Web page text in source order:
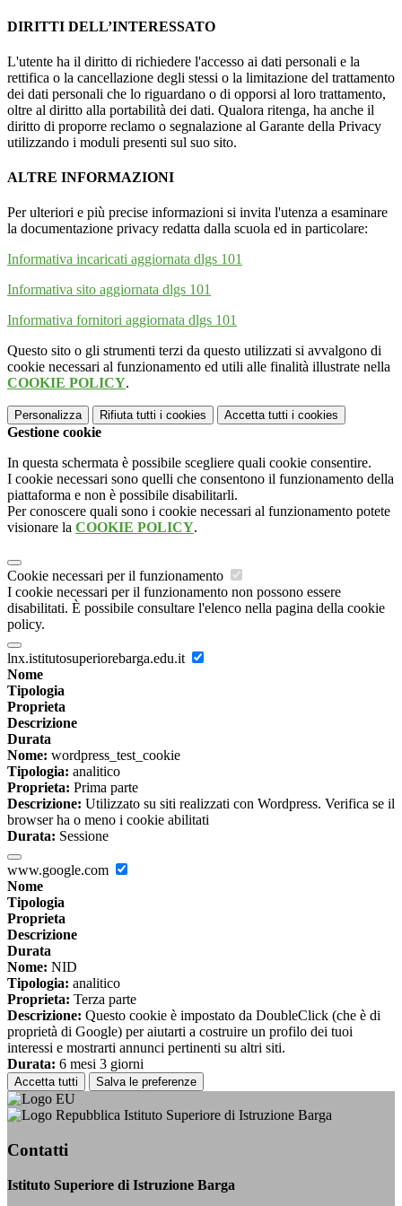
DIRITTI DELL’INTERESSATO
L'utente ha il diritto di richiedere l'accesso ai dati personali e la
rettifica o la cancellazione degli stessi o la limitazione del trattamento
dei dati personali che lo riguardano o di opporsi al loro trattamento,
oltre al diritto alla portabilità dei dati. Qualora ritenga, ha anche il
diritto di proporre reclamo o segnalazione al Garante della Privacy
utilizzando i moduli presenti sul suo sito.
ALTRE INFORMAZIONI
Per ulteriori e più precise informazioni si invita l'utenza a esaminare
la documentazione privacy redatta dalla scuola ed in particolare:
Informativa incaricati aggiornata dlgs 101
Informativa sito aggiornata dlgs 101
Informativa fornitori aggiornata dlgs 101
Questo sito o gli strumenti terzi da questo utilizzati si avvalgono di
cookie necessari al funzionamento ed utili alle finalità illustrate nella
COOKIE POLICY.
Personalizza Rifiuta tutti i cookies Accetta tutti i cookies
Gestione cookie
In questa schermata è possibile scegliere quali cookie consentire.
I cookie necessari sono quelli che consentono il funzionamento della
piattaforma e non è possibile disabilitarli.
Per conoscere quali sono i cookie necessari al funzionamento potete
visionare la COOKIE POLICY.
Cookie necessari per il funzionamento
I cookie necessari per il funzionamento non possono essere
disabilitati. È possibile consultare l'elenco nella pagina della cookie
policy.
lnx.istitutosuperiorebarga.edu.it
Nome
Tipologia
Proprieta
Descrizione
Durata
Nome: wordpress_test_cookie
Tipologia: analitico
Proprieta: Prima parte
Descrizione: Utilizzato su siti realizzati con Wordpress. Verifica se il
browser ha o meno i cookie abilitati
Durata: Sessione
www.google.com
Nome
Tipologia
Proprieta
Descrizione
Durata
Nome: NID
Tipologia: analitico
Proprieta: Terza parte
Descrizione: Questo cookie è impostato da DoubleClick (che è di
proprietà di Google) per aiutarti a costruire un profilo dei tuoi
interessi e mostrarti annunci pertinenti su altri siti.
Durata: 6 mesi 3 giorni
Accetta tutti Salva le preferenze
Istituto Superiore di Istruzione Barga
Contatti
Istituto Superiore di Istruzione Barga